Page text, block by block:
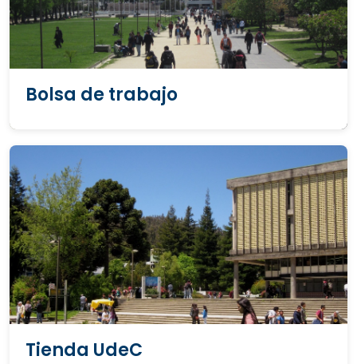
Bolsa de trabajo
Tienda UdeC